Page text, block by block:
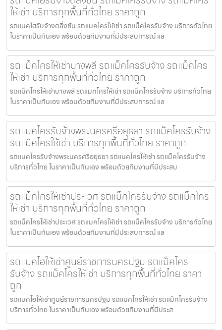
ให้เช่า บริการทุกพื้นที่ทั่วไทย ราคาถูก
รถแบคโฮรับจ้างตลิ่งชัน รถแมคโครให้เช่า รถแม็คโครรับจ้าง บริการทั่วไทย
ในราคาเป็นกันเอง พร้อมด้วยทีมงานที่มีประสบการณ์ แล
รถแม็คโครให้เช่าบางพลี รถแม็คโครรับจ้าง รถแม็คโคร
ให้เช่า บริการทุกพื้นที่ทั่วไทย ราคาถูก
รถแม็คโครให้เช่าบางพลี รถแมคโครให้เช่า รถแม็คโครรับจ้าง บริการทั่วไทย
ในราคาเป็นกันเอง พร้อมด้วยทีมงานที่มีประสบการณ์ แล
รถแมคโครรับจ้างพระนครศรีอยุธยา รถแม็คโครรับจ้าง
รถแม็คโครให้เช่า บริการทุกพื้นที่ทั่วไทย ราคาถูก
รถแมคโครรับจ้างพระนครศรีอยุธยา รถแมคโครให้เช่า รถแม็คโครรับจ้าง
บริการทั่วไทย ในราคาเป็นกันเอง พร้อมด้วยทีมงานที่มีประสบ
รถแม็คโครให้เช่าประเวศ รถแม็คโครรับจ้าง รถแม็คโคร
ให้เช่า บริการทุกพื้นที่ทั่วไทย ราคาถูก
รถแม็คโครให้เช่าประเวศ รถแมคโครให้เช่า รถแม็คโครรับจ้าง บริการทั่วไทย
ในราคาเป็นกันเอง พร้อมด้วยทีมงานที่มีประสบการณ์ แล
รถแบคโฮให้เช่าศูนย์ราชการนครปฐม รถแม็คโคร
รับจ้าง รถแม็คโครให้เช่า บริการทุกพื้นที่ทั่วไทย ราคา
ถูก
รถแบคโฮให้เช่าศูนย์ราชการนครปฐม รถแมคโครให้เช่า รถแม็คโครรับจ้าง
บริการทั่วไทย ในราคาเป็นกันเอง พร้อมด้วยทีมงานที่มีประส